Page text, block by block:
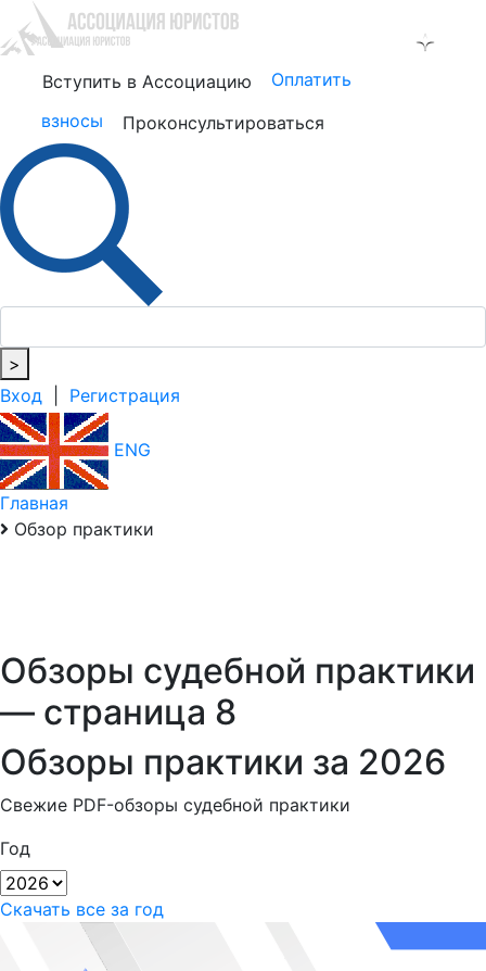
Вступить в Ассоциацию
Оплатить
взносы
Проконсультироваться
>
Вход
Регистрация
ENG
Главная
Обзор практики
Обзоры судебной практики
— страница 8
Обзоры практики за 2026
Свежие PDF-обзоры судебной практики
Год
Скачать все за год